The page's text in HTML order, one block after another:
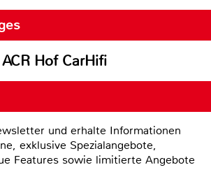
ACR Hof CarHifi
und erhalte Informationen
exklusive Spezialangebote,
Features sowie limitierte Angebote